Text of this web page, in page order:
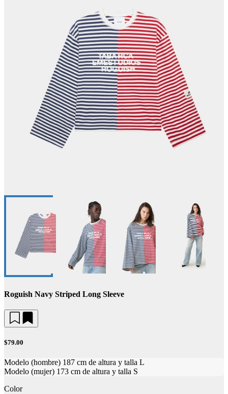
Roguish Navy Striped Long Sleeve
$79.00
Modelo (hombre) 187 cm de altura y talla L
Modelo (mujer) 173 cm de altura y talla S
Color